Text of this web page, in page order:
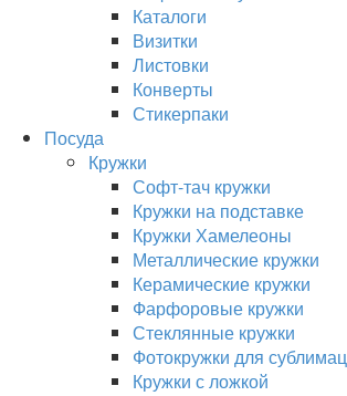
Каталоги
Визитки
Листовки
Конверты
Стикерпаки
Посуда
Кружки
Софт-тач кружки
Кружки на подставке
Кружки Хамелеоны
Металлические кружки
Керамические кружки
Фарфоровые кружки
Стеклянные кружки
Фотокружки для
Кружки с ложкой